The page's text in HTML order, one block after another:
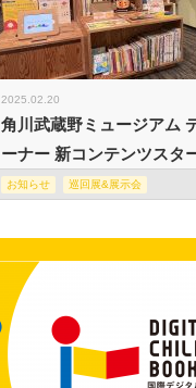
2025.02.20
角川武蔵野ミュージアム
ーナー 新コンテンツスタ
お知らせ 巡回展&展示会